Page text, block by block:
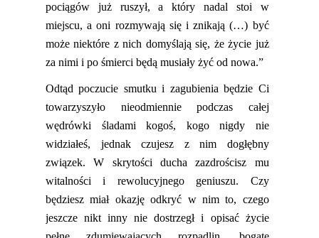
pociągów już ruszył, a który nadal stoi w
miejscu, a oni rozmywają się i znikają (…) być
może niektóre z nich domyślają się, że życie już
za nimi i po śmierci będą musiały żyć od nowa.”
Odtąd poczucie smutku i zagubienia będzie Ci
towarzyszyło nieodmiennie podczas całej
wędrówki śladami kogoś, kogo nigdy nie
widziałeś, jednak czujesz z nim dogłębny
związek. W skrytości ducha zazdrościsz mu
witalności i rewolucyjnego geniuszu. Czy
będziesz miał okazję odkryć w nim to, czego
jeszcze nikt inny nie dostrzegł i opisać życie